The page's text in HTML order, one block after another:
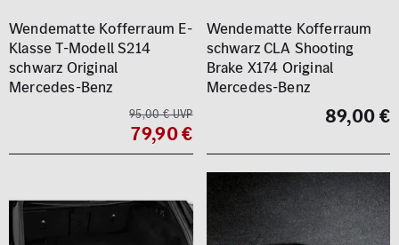
Wendematte Kofferraum E-
Klasse T-Modell S214
schwarz Original
Mercedes-Benz
95,00 € UVP
79,90 €
Wendematte Kofferraum
schwarz CLA Shooting
Brake X174 Original
Mercedes-Benz
89,00 €